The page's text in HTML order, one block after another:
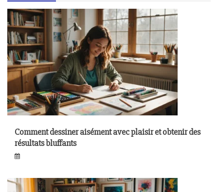
Comment dessiner aisément avec plaisir et obtenir des
résultats bluffants